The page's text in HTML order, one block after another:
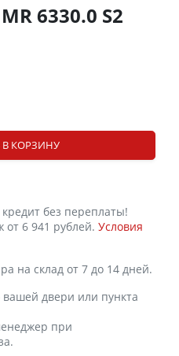
6330.0 S2
КОРЗИНУ
без переплаты!
6 941 рублей. Условия
на склад от 7 до 14 дней.
вашей двери или пункта
при